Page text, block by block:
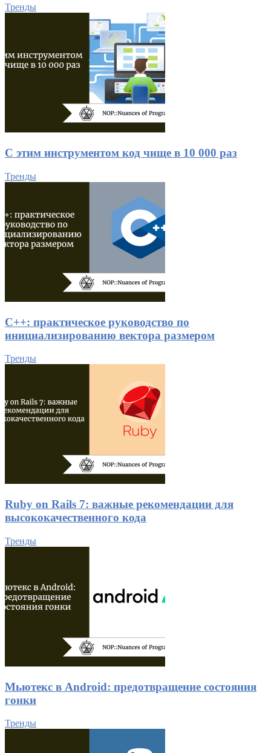
Тренды
С этим инструментом код чище в 10 000 раз
Тренды
C++: практическое руководство по
инициализированию вектора размером
Тренды
Ruby on Rails 7: важные рекомендации для
высококачественного кода
Тренды
Мьютекс в Android: предотвращение состояния
гонки
Тренды